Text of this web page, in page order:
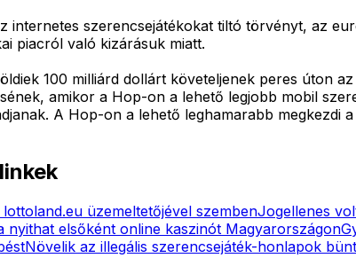
internetes szerencsejátékokat tiltó törvényt, az
piacról való kizárásuk miatt.
100 milliárd dollárt követeljenek peres úton
amikor a Hop-on a lehető legjobb mobil
A Hop-on a lehető leghamarabb
üzemeltetőjével szembenJogellenes
nyithat elsőként online kaszinót Magyarországon
Növelik az illegális szerencsejáték-honlapok